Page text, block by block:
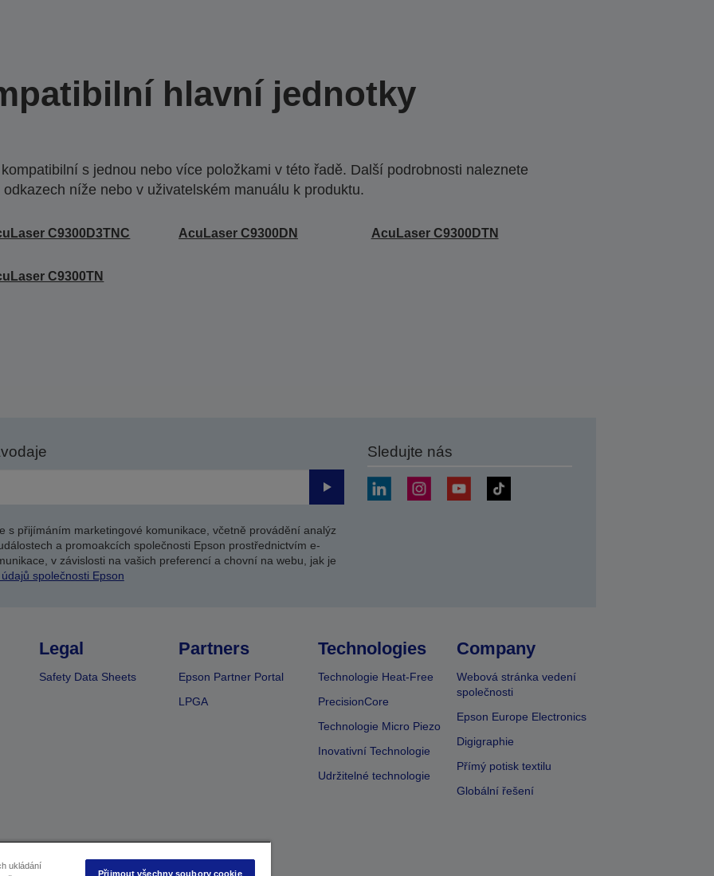
hlavní jednotky
s jednou nebo více položkami v této řadě. Další podrobnosti naleznete
odkazech níže nebo v uživatelském manuálu k produktu.
C9300D3TNC AcuLaser C9300DN AcuLaser C9300DTN
C9300TN
Odeslat
s přijímáním marketingové komunikace, včetně provádění analýz
a promoakcích společnosti Epson prostřednictvím e-
v závislosti na vašich preferencí a chovní na webu, jak je
společnosti Epson
Sledujte nás
Legal
Safety Data Sheets
Partners
Epson Partner Portal
LPGA
Technologies
Technologie Heat-Free
PrecisionCore
Technologie Micro Piezo
Inovativní Technologie
Udržitelné technologie
Company
Webová stránka vedení
společnosti
Epson Europe Electronics
Digigraphie
Přímý potisk textilu
Globální řešení
ukládání
Přijmout všechny soubory cookie